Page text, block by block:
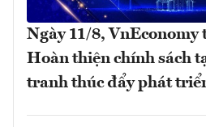
Ngày 11/8, VnEconomy
Hoàn thiện chính sách
tranh thúc đẩy phát